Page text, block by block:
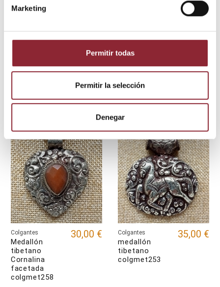
Marketing
Permitir todas
Permitir la selección
Denegar
Colgantes
colgmet260
35,00 € Colgantes
tibetano
Rodonita
colgmet259
30,00 €
Colgantes
Medallón
tibetano
Cornalina
facetada
colgmet258
30,00 € Colgantes
medallón
tibetano
colgmet253
35,00 €